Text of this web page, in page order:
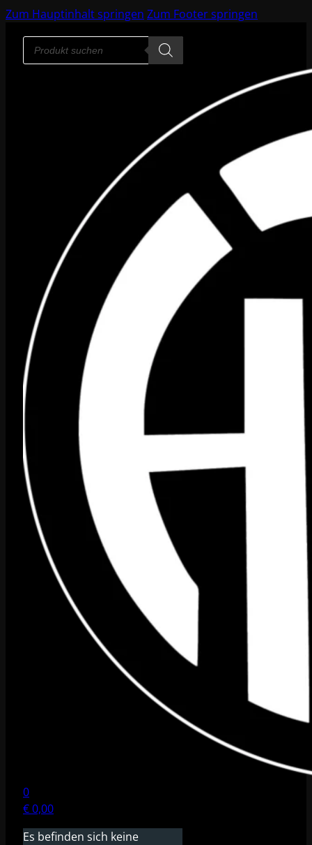
Zum Hauptinhalt springen Zum Footer springen
Products
search
0
€0,00
Es befinden sich keine